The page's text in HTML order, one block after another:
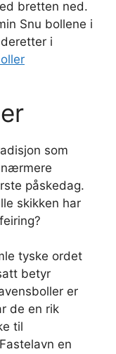
bretten ned.
Snu bollene i
i
som
påskedag.
skikken har
tyske ordet
betyr
er
de en rik
til
en